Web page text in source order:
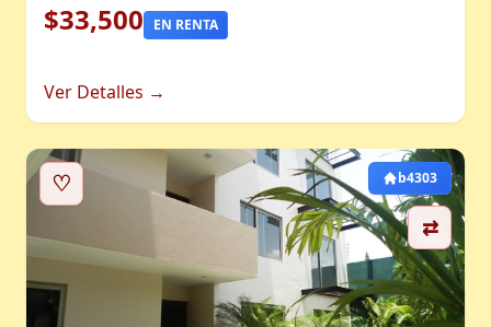
$33,500 EN RENTA
Ver Detalles →
♡
⇄
b4303